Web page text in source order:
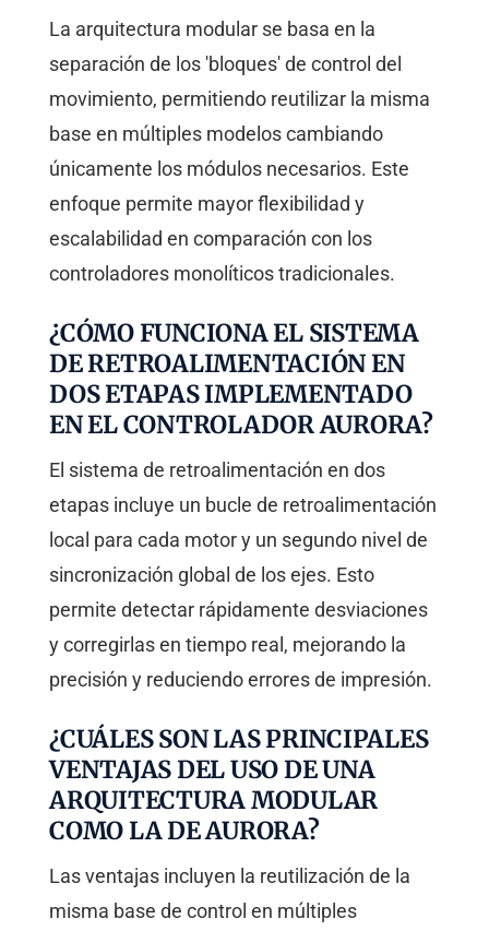
La arquitectura modular se basa en la
separación de los 'bloques' de control del
movimiento, permitiendo reutilizar la misma
base en múltiples modelos cambiando
únicamente los módulos necesarios. Este
enfoque permite mayor flexibilidad y
escalabilidad en comparación con los
controladores monolíticos tradicionales.
¿CÓMO FUNCIONA EL SISTEMA
DE RETROALIMENTACIÓN EN
DOS ETAPAS IMPLEMENTADO
EN EL CONTROLADOR AURORA?
El sistema de retroalimentación en dos
etapas incluye un bucle de retroalimentación
local para cada motor y un segundo nivel de
sincronización global de los ejes. Esto
permite detectar rápidamente desviaciones
y corregirlas en tiempo real, mejorando la
precisión y reduciendo errores de impresión.
¿CUÁLES SON LAS PRINCIPALES
VENTAJAS DEL USO DE UNA
ARQUITECTURA MODULAR
COMO LA DE AURORA?
Las ventajas incluyen la reutilización de la
misma base de control en múltiples